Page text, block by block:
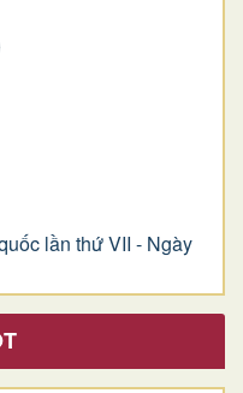
lần thứ VII - Ngày